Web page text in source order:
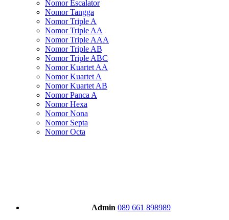
Nomor Escalator
Nomor Tangga
Nomor Triple A
Nomor Triple AA
Nomor Triple AAA
Nomor Triple AB
Nomor Triple ABC
Nomor Kuartet AA
Nomor Kuartet A
Nomor Kuartet AB
Nomor Panca A
Nomor Hexa
Nomor Nona
Nomor Septa
Nomor Octa
Admin 089 661 898989